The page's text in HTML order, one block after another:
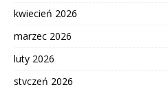
kwiecień 2026
marzec 2026
luty 2026
styczeń 2026